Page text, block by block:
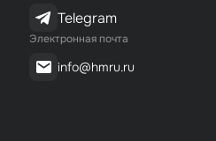
Telegram
Электронная почта
info@hmru.ru